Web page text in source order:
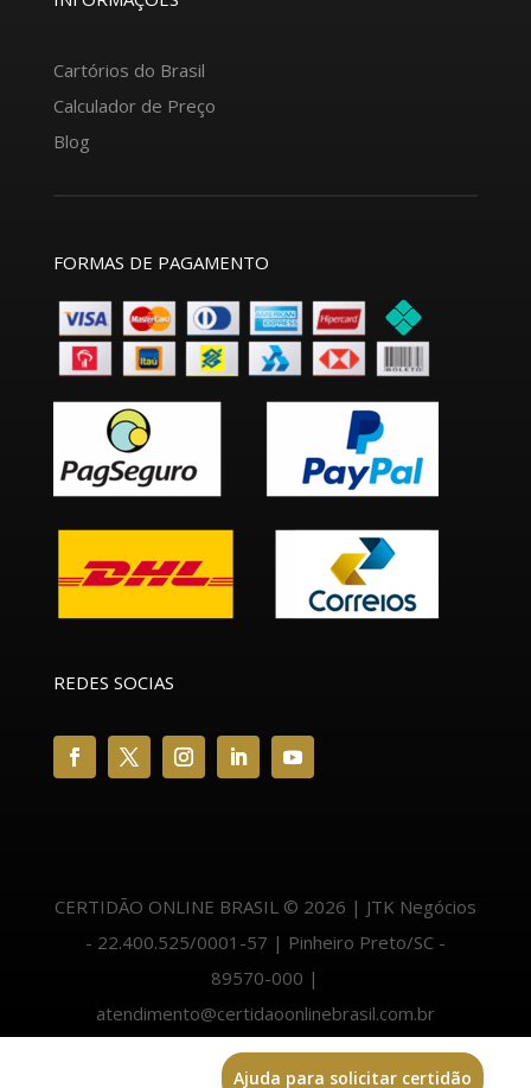
Cartórios do Brasil
Calculador de Preço
Blog
FORMAS DE PAGAMENTO
REDES SOCIAS
CERTIDÃO ONLINE BRASIL © 2026 | JTK Negócios
- 22.400.525/0001-57 | Pinheiro Preto/SC -
89570-000 |
atendimento@certidaoonlinebrasil.com.br
Ajuda para solicitar certidão